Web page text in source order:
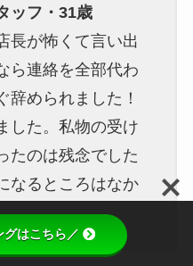
ッフ・31歳
長が怖くて言い出
ら連絡を全部代わ
辞められました！
した。私物の受け
たのは残念でした
なるところはなか
グはこちら／